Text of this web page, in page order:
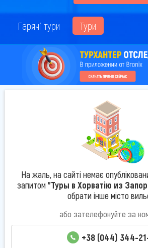
Гарячі тури Тури
На жаль, на сайті немає
запитом "Туры в Хорватію из
обрати інше місто
або зателефонуйте за
+38 (044) 344-